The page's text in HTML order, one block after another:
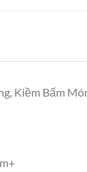
Kiềm Bấm